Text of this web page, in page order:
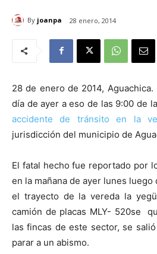
By joanpa 28 enero, 2014
28 de enero de 2014,
día de ayer a eso de las 9:00 de
accidente de tránsito en la
jurisdicción del municipio de
El fatal hecho fue reportado por
en la mañana de ayer lunes
el trayecto de la vereda la
camión de placas MLY- 520se
las fincas de este sector, se
parar a un abismo.